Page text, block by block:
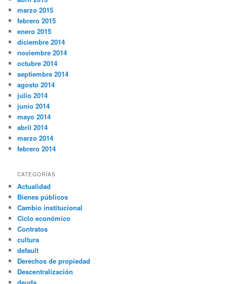
marzo 2015
febrero 2015
enero 2015
diciembre 2014
noviembre 2014
octubre 2014
septiembre 2014
agosto 2014
julio 2014
junio 2014
mayo 2014
abril 2014
marzo 2014
febrero 2014
CATEGORÍAS
Actualidad
Bienes públicos
Cambio institucional
Ciclo económico
Contratos
cultura
default
Derechos de propiedad
Descentralización
deuda